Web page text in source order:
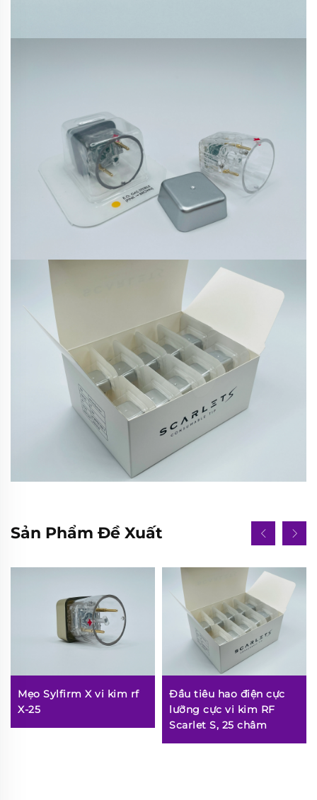
Sản Phẩm Đề Xuất
Mẹo Sylfirm X vi kim rf
X-25
Đầu tiêu hao điện cực
lưỡng cực vi kim RF
Scarlet S, 25 châm